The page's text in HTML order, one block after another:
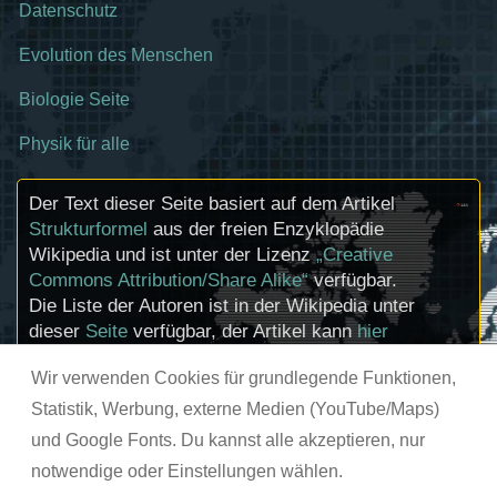
Wir verwenden Cookies für grundlegende Funktionen,
Statistik, Werbung, externe Medien (YouTube/Maps)
und Google Fonts. Du kannst alle akzeptieren, nur
notwendige oder Einstellungen wählen.
Datenschutz
Evolution des Menschen
Biologie Seite
Physik für alle
Der Text dieser Seite basiert auf dem Artikel
Strukturformel aus der freien Enzyklopädie
Wikipedia und ist unter der Lizenz„Creative
Commons Attribution/Share Alike“verfügbar.
Die Liste der Autoren ist in der Wikipedia unter
dieser Seite verfügbar, der Artikel kannhier
Urhebern und zum Lizenzstatus eingebundener
Mediendateien (etwa Bilder oder Videos) können
im Regelfall durch Anklicken dieser abgerufen